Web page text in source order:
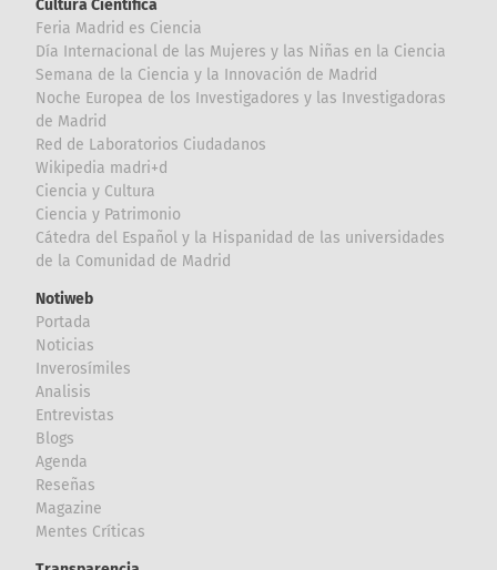
Cultura Científica
Feria Madrid es Ciencia
Día Internacional de las Mujeres y las Niñas en la Ciencia
Semana de la Ciencia y la Innovación de Madrid
Noche Europea de los Investigadores y las Investigadoras
de Madrid
Red de Laboratorios Ciudadanos
Wikipedia madri+d
Ciencia y Cultura
Ciencia y Patrimonio
Cátedra del Español y la Hispanidad de las universidades
de la Comunidad de Madrid
Notiweb
Portada
Noticias
Inverosímiles
Analisis
Entrevistas
Blogs
Agenda
Reseñas
Magazine
Mentes Críticas